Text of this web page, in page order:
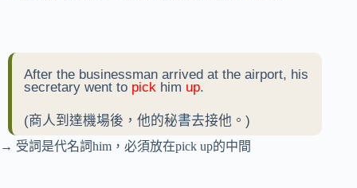
After the businessman arrived at the airport, his
secretary went to pick him up.
(商人到達機場後，他的秘書去接他。)
→ 受詞是代名詞him，必須放在pick up的中間